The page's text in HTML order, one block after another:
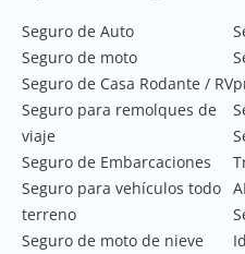
Seguro de Auto
Seguro de moto
Seguro de Casa Rodante / RV
Seguro para remolques de
viaje
Seguro de Embarcaciones
Seguro para vehículos todo
terreno
Seguro de moto de nieve